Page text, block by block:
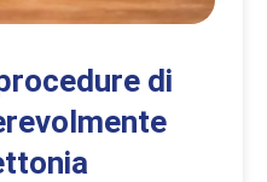
di